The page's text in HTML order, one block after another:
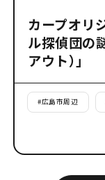
カープオリ
ル探偵団の
アウト）」
#広島市周辺